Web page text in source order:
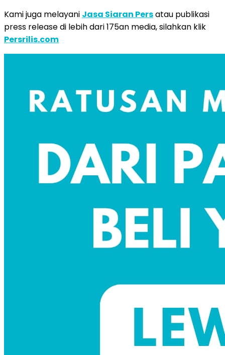
Kami juga melayani Jasa Siaran Persatau publikasi
press release di lebih dari 175an media, silahkan klik
Persrilis.com